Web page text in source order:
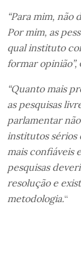
“Para mim, não
Por mim, as
qual instituto
formar opinião”,
“Quanto mais
as pesquisas
parlamentar
institutos sérios
mais confiáveis
pesquisas
resolução e
metodologia.“